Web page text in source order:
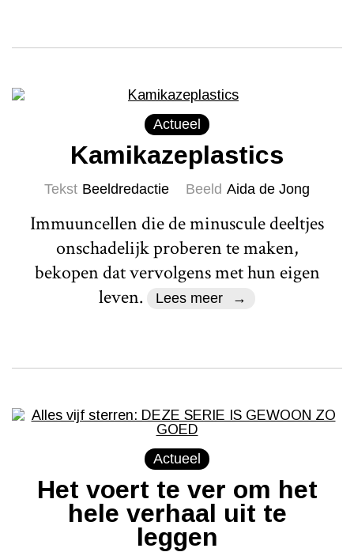
Actueel
Kamikazeplastics
Tekst Beeldredactie Beeld Aida de Jong
Immuuncellen die de minuscule deeltjes
onschadelijk proberen te maken,
bekopen dat vervolgens met hun eigen
leven.
Lees meer
Actueel
Het voert te ver om het
hele verhaal uit te
leggen